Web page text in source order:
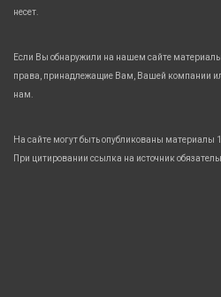
несет.
Если Вы обнаружили на нашем сайте
права, принадлежащие Вам, Вашей компании
нам.
На сайте могут быть опубликованы материалы
При цитировании ссылка на источник